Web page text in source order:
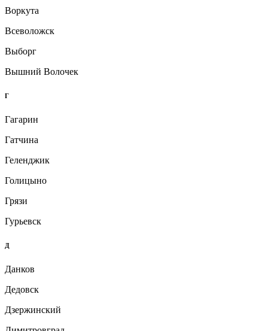
Воркута
Всеволожск
Выборг
Вышний Волочек
Г
Гагарин
Гатчина
Геленджик
Голицыно
Грязи
Гурьевск
Д
Данков
Дедовск
Дзержинский